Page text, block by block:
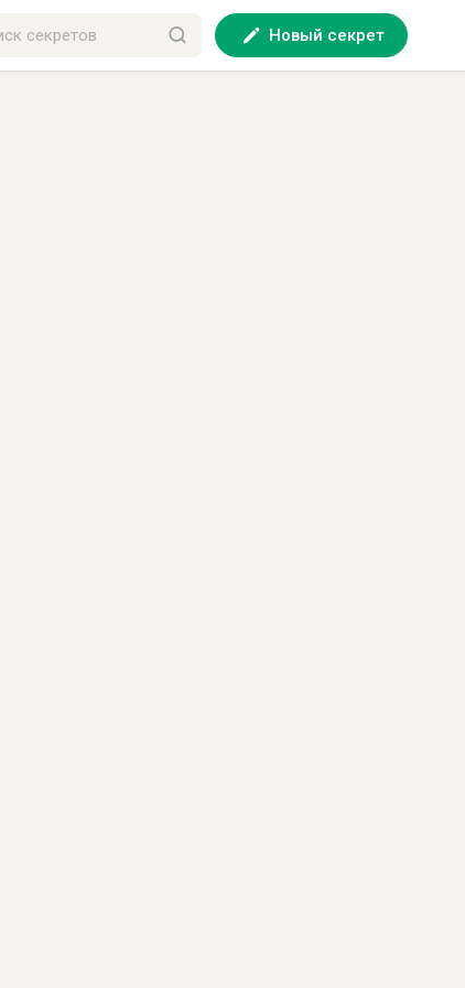
Новый секрет